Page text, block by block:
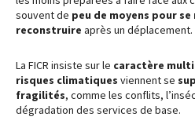
souvent de peu de moyens pour
reconstruire après un déplacement.
La FICR insiste sur le caractère
risques climatiques viennent se
fragilités, comme les conflits,
dégradation des services de base.